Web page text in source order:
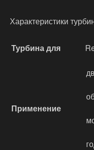
Характеристики
Турбина для
Применение